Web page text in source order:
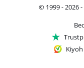
© 1999 - 2026